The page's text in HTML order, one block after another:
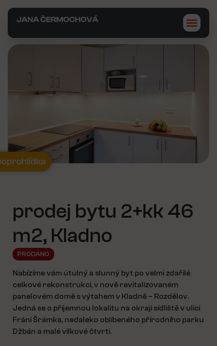
prodej bytu 2+kk 46
m2, Kladno
PRODÁNO
Nabízíme vám útulný a slunný byt po velmi zdařilé
celkové rekonstrukci, v nově revitalizovaném
panelovém domě s výtahem v Kladně – Rozdělov.
Jedná se o příjemnou lokalitu na okraji sídliště v ulici
Fráni Šrámka, nedaleko oblíbeného přírodního parku
Džbán a malé vilkové čtvrti.